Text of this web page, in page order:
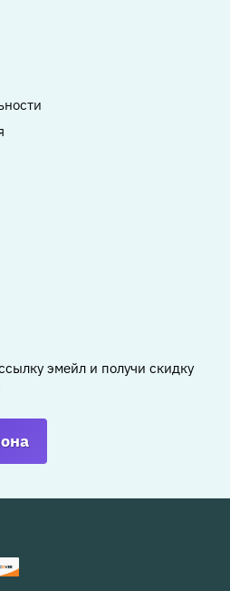
эмейл и получи скидку